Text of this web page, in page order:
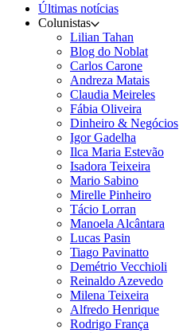
Últimas notícias
Colunistas
Lilian Tahan
Blog do Noblat
Carlos Carone
Andreza Matais
Claudia Meireles
Fábia Oliveira
Dinheiro & Negócios
Igor Gadelha
Ilca Maria Estevão
Isadora Teixeira
Mario Sabino
Mirelle Pinheiro
Tácio Lorran
Manoela Alcântara
Lucas Pasin
Tiago Pavinatto
Demétrio Vecchioli
Reinaldo Azevedo
Milena Teixeira
Alfredo Henrique
Rodrigo França